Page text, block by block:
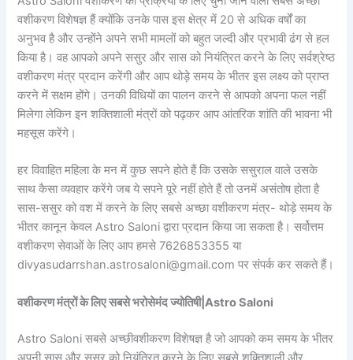
वशीकरण विशेषज्ञ हैं क्योंकि उनके पास इस क्षेत्र में 20 से अधिक वर्षों का
अनुभव है और उन्होंने अपने सभी मामलों को बहुत जल्दी और प्रभावी ढंग से हल
किया है। वह आपको अपने ससुर और सास को नियंत्रित करने के लिए सर्वश्रेष्ठ
वशीकरण मंत्र प्रदान करेंगी और आप थोड़े समय के भीतर इस लक्ष्य को प्राप्त
करने में सक्षम होंगे। उनकी विधियों का पालन करने से आपको अपना फल नहीं
मिलेगा लेकिन इन शक्तिशाली मंत्रों को पढ़कर आप आंतरिक शांति की भावना भी
महसूस करेंगे।
हर विवाहित महिला के मन में कुछ सपने होते हैं कि उसके ससुराल वाले उसके
साथ कैसा व्यवहार करेंगे जब ये सपने पूरे नहीं होते हैं तो उनमें असंतोष होता है
सास-ससुर को वश में करने के लिए सबसे अच्छा वशीकरण मंत्र- थोड़े समय के
भीतर कानून केवल Astro Saloni द्वारा प्रदान किया जा सकता है। सर्वोत्तम
वशीकरण सेवाओं के लिए आप हमसे 7626853355 या
divyasudarrshan.astrosaloni@gmail.com पर संपर्क कर सकते हैं।
वशीकरण मंत्रों के लिए सबसे भरोसेमंद ज्योतिषी|Astro Saloni
Astro Saloni सबसे अच्छीवशीकरण विशेषज्ञ है जो आपको कम समय के भीतर